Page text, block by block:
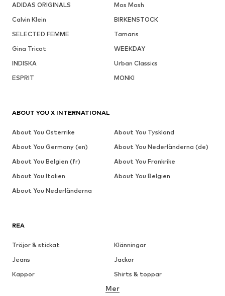
ADIDAS ORIGINALS
Mos Mosh
Calvin Klein
BIRKENSTOCK
SELECTED FEMME
Tamaris
Gina Tricot
WEEKDAY
INDISKA
Urban Classics
ESPRIT
MONKI
REA
Tröjor & stickat
Klänningar
Jeans
Jackor
Kappor
Shirts & toppar
Underkläder
Mer
ABOUT YOU X INTERNATIONAL
About You Österrike
About You Tyskland
About You Germany (en)
About You Nederländerna (de)
About You Belgien (fr)
About You Frankrike
About You Italien
About You Belgien
About You Nederländerna